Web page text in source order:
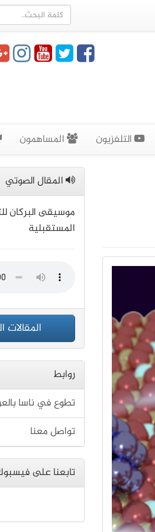
التلفزيون المساهمون
المقال الصوتي
موسيقى البركان
المستقبلية
المقالات
روابط
تطوع في ناسا
تواصل معنا
تابعنا على